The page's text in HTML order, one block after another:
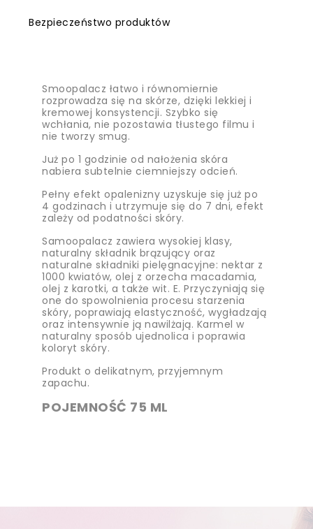
Bezpieczeństwo produktów
Smoopalacz łatwo i równomiernie
rozprowadza się na skórze, dzięki lekkiej i
kremowej konsystencji. Szybko się
wchłania, nie pozostawia tłustego filmu i
nie tworzy smug.
Już po 1 godzinie od nałożenia skóra
nabiera subtelnie ciemniejszy odcień.
Pełny efekt opalenizny uzyskuje się już po
4 godzinach i utrzymuje się do 7 dni, efekt
zależy od podatności skóry.
Samoopalacz zawiera wysokiej klasy,
naturalny składnik brązujący oraz
naturalne składniki pielęgnacyjne: nektar z
1000 kwiatów, olej z orzecha macadamia,
olej z karotki, a także wit. E. Przyczyniają się
one do spowolnienia procesu starzenia
skóry, poprawiają elastyczność, wygładzają
oraz intensywnie ją nawilżają. Karmel w
naturalny sposób ujednolica i poprawia
koloryt skóry.
Produkt o delikatnym, przyjemnym
zapachu.
POJEMNOŚĆ 75 ML